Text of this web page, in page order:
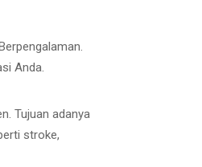
Anda.
Tujuan adanya
stroke,